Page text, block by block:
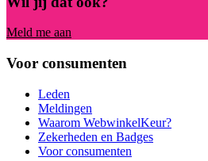
Meld me aan
Voor consumenten
Leden
Meldingen
Waarom WebwinkelKeur?
Zekerheden en Badges
Voor consumenten